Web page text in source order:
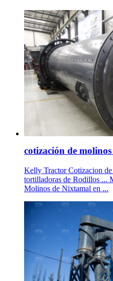
cotización de
Kelly Tractor Cotizacion
tortilladoras de Rodillos ...
Molinos de Nixtamal en ...